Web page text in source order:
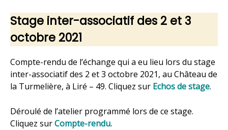
Stage inter-associatif des 2 et 3
octobre 2021
Compte-rendu de l’échange qui a eu lieu lors du stage
inter-associatif des 2 et 3 octobre 2021, au Château de
la Turmelière, à Liré – 49. Cliquez sur Echos de stage.
Déroulé de l’atelier programmé lors de ce stage.
Cliquez surCompte-rendu.